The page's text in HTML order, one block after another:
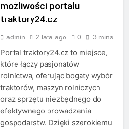
możliwości portalu
traktory24.cz
admin 2 lata ago 0 3 mins
Portal traktory24.cz to miejsce,
które łączy pasjonatów
rolnictwa, oferując bogaty wybór
traktorów, maszyn rolniczych
oraz sprzętu niezbędnego do
efektywnego prowadzenia
gospodarstw. Dzięki szerokiemu